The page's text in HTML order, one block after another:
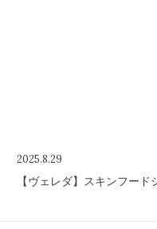
2025.8.29
【ヴェレダ】スキンフー